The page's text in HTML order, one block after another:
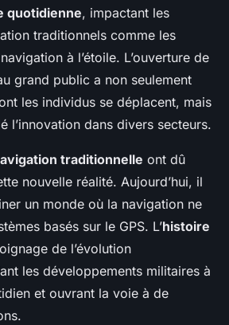
quotidienne, impactant les
traditionnels comme les
à l’étoile. L’ouverture de
grand public a non seulement
les individus se déplacent, mais
l’innovation dans divers secteurs.
traditionnelle ont dû
nouvelle réalité. Aujourd’hui, il
un monde où la navigation ne
basés sur le GPS. L’histoire
de l’évolution
les développements militaires à
et ouvrant la voie à de